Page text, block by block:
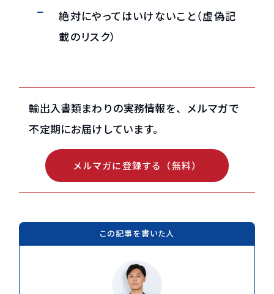
絶対にやってはいけないこと（虚偽記
載のリスク）
輸出入書類まわりの実務情報を、メルマガで
不定期にお届けしています。
メルマガに登録する（無料）
この記事を書いた人